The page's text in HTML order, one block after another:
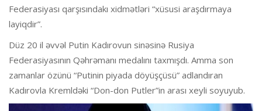
Federasiyası qarşısındakı xidmətləri “xüsusi araşdırmaya
layiqdir”.
Düz 20 il əvvəl Putin Kadırovun sinəsinə Rusiya
Federasiyasının Qəhrəmanı medalını taxmışdı. Amma son
zamanlar özünü “Putinin piyada döyüşçüsü” adlandıran
Kadırovla Kremldəki “Don-don Putler”in arası xeyli soyuyub.